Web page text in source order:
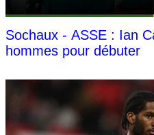
Sochaux - ASSE : Ian
hommes pour débuter